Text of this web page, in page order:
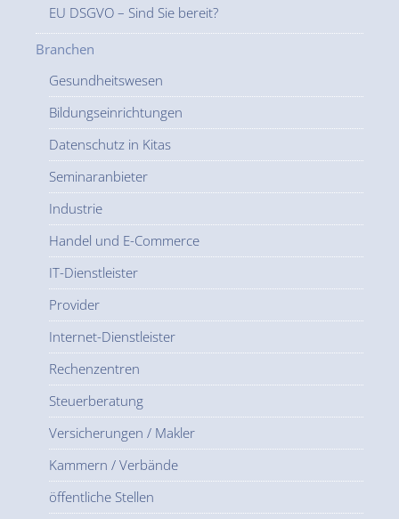
EU DSGVO – Sind Sie bereit?
Branchen
Gesundheitswesen
Bildungseinrichtungen
Datenschutz in Kitas
Seminaranbieter
Industrie
Handel und E-Commerce
IT-Dienstleister
Provider
Internet-Dienstleister
Rechenzentren
Steuerberatung
Versicherungen / Makler
Kammern / Verbände
öffentliche Stellen